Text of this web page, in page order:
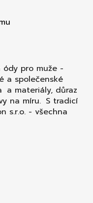
ódy pro muže -
a společenské
a materiály, důraz
na míru. S tradicí
s.r.o. - všechna